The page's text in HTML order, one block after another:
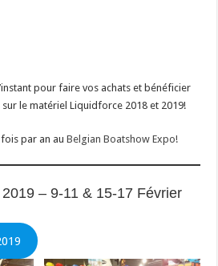
pour faire vos achats et bénéficier
le matériel Liquidforce 2018 et 2019!
fois par an auBelgian Boatshow Expo!
– 9-11 & 15-17 Février